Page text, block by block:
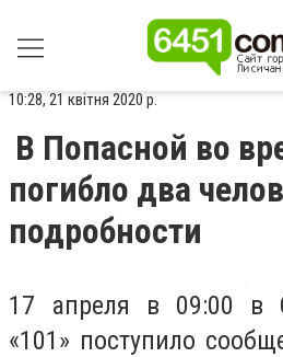
10:28, 21 квітня 2020 р.
В Попасной во
погибло два
подробности
17 апреля в 09:00 в
«101» поступило